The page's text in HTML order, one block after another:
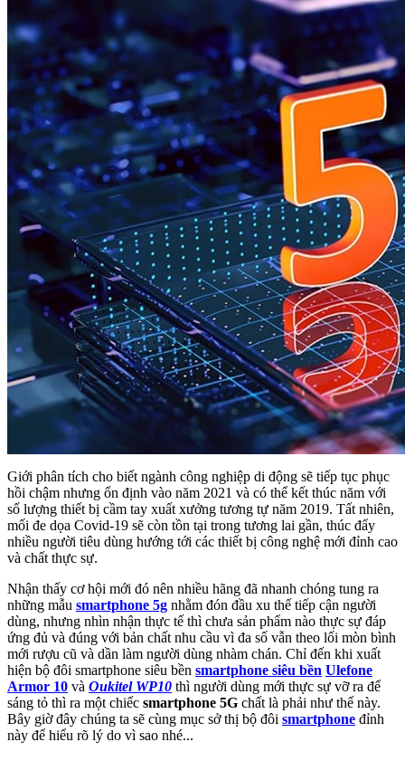
Giới phân tích cho biết ngành công nghiệp di động sẽ tiếp tục phục
hồi chậm nhưng ổn định vào năm 2021 và có thể kết thúc năm với
số lượng thiết bị cầm tay xuất xưởng tương tự năm 2019. Tất nhiên,
mối đe dọa Covid-19 sẽ còn tồn tại trong tương lai gần, thúc đẩy
nhiều người tiêu dùng hướng tới các thiết bị công nghệ mới đỉnh cao
và chất thực sự.
Nhận thấy cơ hội mới đó nên nhiều hãng đã nhanh chóng tung ra
những mẫu smartphone 5g nhằm đón đầu xu thế tiếp cận người
dùng, nhưng nhìn nhận thực tế thì chưa sản phẩm nào thực sự đáp
ứng đủ và đúng với bản chất nhu cầu vì đa số vẫn theo lối mòn bình
mới rượu cũ và dần làm người dùng nhàm chán. Chỉ đến khi xuất
hiện bộ đôi smartphone siêu bền smartphone siêu bền Ulefone
Armor 10 và Oukitel WP10 thì người dùng mới thực sự vỡ ra để
sáng tỏ thì ra một chiếc smartphone 5G chất là phải như thế này.
Bây giờ đây chúng ta sẽ cùng mục sở thị bộ đôi smartphone đỉnh
này để hiểu rõ lý do vì sao nhé...